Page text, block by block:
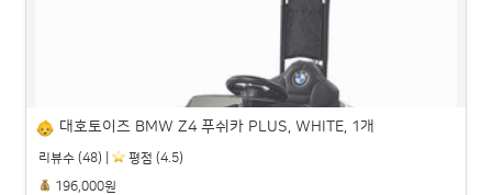
대호토이즈 BMW Z4 푸쉬카 PLUS, WHITE, 1개
리뷰수 (48) |
️ 평점 (4.5)
196,000원